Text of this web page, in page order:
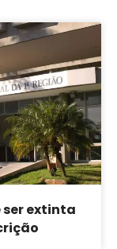
ser extinta